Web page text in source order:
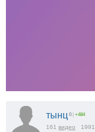
тынц 0 +484
161 видео 1991